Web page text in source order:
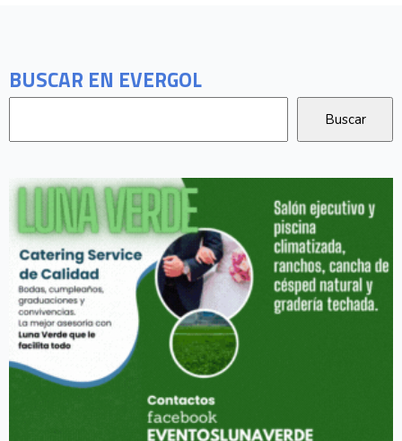
BUSCAR EN EVERGOL